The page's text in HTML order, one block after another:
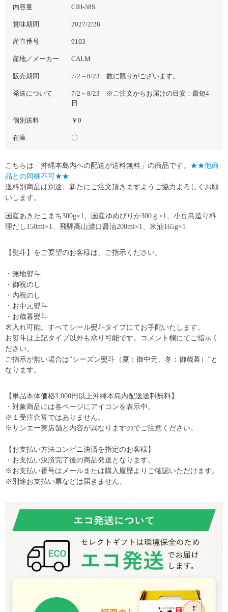
内容量 CIH-38S
賞味期間 2027/2/28
産直番号 9103
産地／メーカー CALM
販売期間 7/2～8/23 数に限りがございます。
発送について
7/2～8/23 ※ご注文からお届けの目安：最短4
日
個別送料 ￥0
在庫 〇
国産あきたこまち300g×1、国産ゆめぴりか300ｇ×1、小豆島造り料
理だし150ml×1、飛騨高山濃口醤油200ml×1、米油165g×1
【熨斗】をご要望のお客様は、ご指示ください。
・無地熨斗
・御祝のし
・内祝のし
・お中元熨斗
・お歳暮熨斗
名入れ可能。すべてシール熨斗タイプにてお手配いたします。
お熨斗は上記タイプ以外も承り可能です。コメント欄にてご指示く
ださい。
ご指示が無い場合は”シーズン熨斗（夏：御中元、冬：御歳暮）”と
なります。
【単品本体価格3,000円以上沖縄本島内配送送料無料】
・対象商品には各ページにアイコンを表示中。
※１受注合算ではありません。
※サンエー実店舗と内容が異なりますのでご注意ください。
【お支払い方法コンビニ決済を指定のお客様】
・お支払い決済完了後の商品発送となります。
※お支払い番号はメールまたは購入履歴よりご確認いただけます。
※別途お支払い票などは届きません。
こちらは「沖縄本島内への配送が送料無料」の商品です。 ★★他商
品との同梱不可★★
送料別商品は別途、新たにご注文頂きますようご協力よろしくお願
いします。